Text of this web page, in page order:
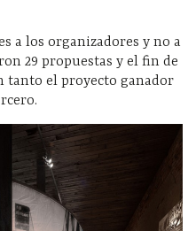
a los organizadores y no a
29 propuestas y el fin de
tanto el proyecto ganador